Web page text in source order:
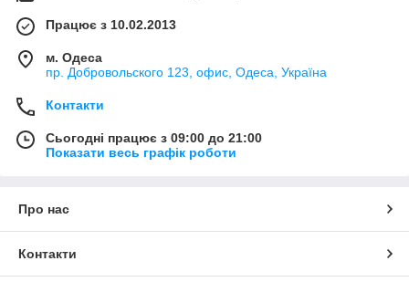
Працює з 10.02.2013
м. Одеса
пр. Добровольского 123, офис, Одеса, Україна
Контакти
Сьогодні працює з 09:00 до 21:00
Показати весь графік роботи
Про нас
Контакти